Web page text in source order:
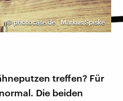
©photocase.de | Markus Spiske
treffen? Für
Die beiden